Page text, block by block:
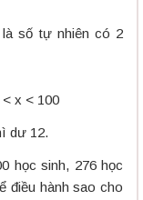
số tự nhiên có 2
x < 100
dư 12.
học sinh, 276 học
điều hành sao cho